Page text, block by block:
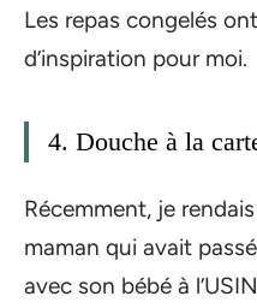
Les repas congelés
d’inspiration pour moi.
4. Douche à la
Récemment, je
maman qui avait
avec son bébé à